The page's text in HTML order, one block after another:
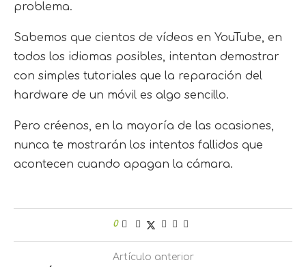
problema.
Sabemos que cientos de vídeos en YouTube, en
todos los idiomas posibles, intentan demostrar
con simples tutoriales que la reparación del
hardware de un móvil es algo sencillo.
Pero créenos, en la mayoría de las ocasiones,
nunca te mostrarán los intentos fallidos que
acontecen cuando apagan la cámara.
0
Artículo anterior